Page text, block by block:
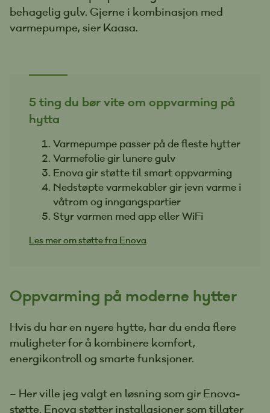
behagelig gulv. Gjerne i kombinasjon med
varmepumpe, sier Kaasa.
5 ting du bør vite om oppvarming på
hytta
Varmepumpe passer på de fleste hytter
Varmefolie gir lunere gulv
Enova gir støtte til smart oppvarming
Nedstøpte varmekabler gir jevn varme i
våtrom og inngangspartier
Styr varmen med app eller WiFi
Les mer om støtte fra Enova
Oppvarming på moderne hytter
Hvis du har en nyere hytte, har du enda flere
muligheter for å kombinere komfort,
energikontroll og smarte funksjoner.
– Her ville jeg valgt en løsning som gir Enova-
støtte. Enova støtter installasjoner som tillater